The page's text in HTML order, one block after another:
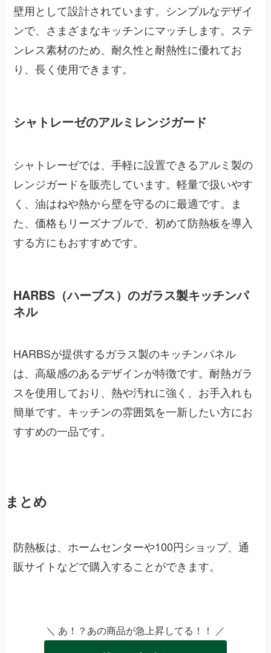
壁用として設計されています。シンプルなデザイ
ンで、さまざまなキッチンにマッチします。ステ
ンレス素材のため、耐久性と耐熱性に優れてお
り、長く使用できます。
シャトレーゼのアルミレンジガード
シャトレーゼでは、手軽に設置できるアルミ製の
レンジガードを販売しています。軽量で扱いやす
く、油はねや熱から壁を守るのに最適です。ま
た、価格もリーズナブルで、初めて防熱板を導入
する方にもおすすめです。
HARBS（ハーブス）のガラス製キッチンパ
ネル
HARBSが提供するガラス製のキッチンパネル
は、高級感のあるデザインが特徴です。耐熱ガラ
スを使用しており、熱や汚れに強く、お手入れも
簡単です。キッチンの雰囲気を一新したい方にお
すすめの一品です。
まとめ
防熱板は、ホームセンターや100円ショップ、通
販サイトなどで購入することができます。
＼ あ！？あの商品が急上昇してる！！ ／